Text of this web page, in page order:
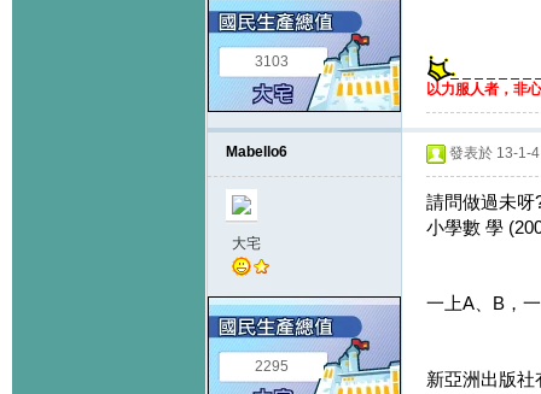
3103
以力服人者，非
Mabello6
大宅
2295
發表於 13-1-
請問做過未呀
小學數 學
一上A、B，
新亞洲出版社